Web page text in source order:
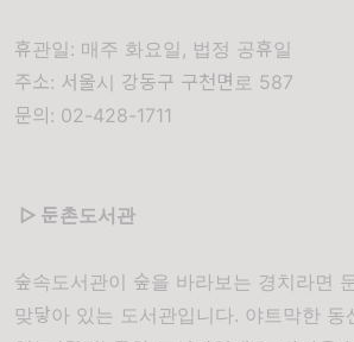
휴관일: 매주 화요일, 법정 공휴일
주소: 서울시 강동구 구천면로 587
문의: 02-428-1711
▷ 둔촌도서관
숲속도서관이 숲을 바라보는 경치라면
맞닿아 있는 도서관입니다. 야트막한 동